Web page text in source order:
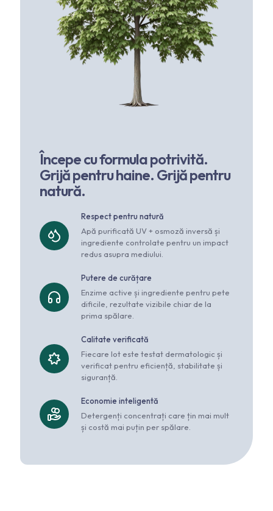
Începe cu formula potrivită.
Grijă pentru haine. Grijă pentru
natură.
Respect pentru natură
Apă purificată UV + osmoză inversă și
ingrediente controlate pentru un impact
redus asupra mediului.
Putere de curățare
Enzime active și ingrediente pentru pete
dificile, rezultate vizibile chiar de la
prima spălare.
Calitate verificată
Fiecare lot este testat dermatologic și
verificat pentru eficiență, stabilitate și
siguranță.
Economie inteligentă
Detergenți concentrați care țin mai mult
și costă mai puțin per spălare.